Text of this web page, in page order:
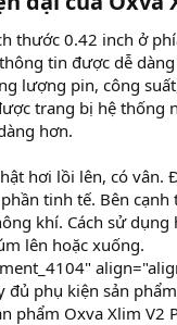
thước 0.42 inch ở
tin được dễ
lượng pin, công
trang bị hệ thống
hơn.
hơi lồi lên, có vân.
tinh tế. Bên cạnh
khí. Cách sử dụng
lên hoặc xuống.
phẩm Oxva Xlim V2